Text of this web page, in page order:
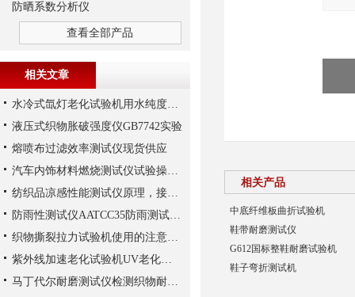
相关产品
中底纤维板曲折试验机
鞋带耐磨测试仪
G612国标整鞋耐磨试验机
鞋子弯折测试机
防晒系数分析仪
查看全部产品
相关文章
水冷式氙灯老化试验机用水纯度要求
液压式织物胀破强度仪GB7742实验
熔喷布过滤效率测试仪现货供应
汽车内饰材料燃烧测试仪试验操作步骤
纺织品凉感性能测试仪原理，接触瞬间凉感性能
防雨性测试仪AATCC35防雨测试解析
织物撕裂拉力试验机使用的注意事项
紫外线加速老化试验机UV老化试验解析
马丁代尔耐磨测试仪检测织物耐磨性方法解析